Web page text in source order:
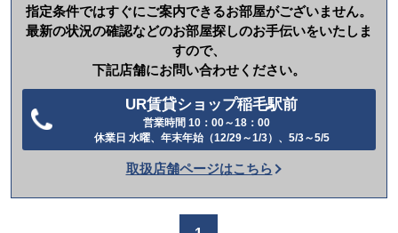
指定条件ではすぐにご案内できるお部屋がございません。
最新の状況の確認などのお部屋探しのお手伝いをいたしま
すので、
下記店舗にお問い合わせください。
UR賃貸ショップ稲毛駅前
営業時間 10：00～18：00
休業日 水曜、年末年始（12/29～1/3）、5/3～5/5
話
か
取扱店舗ページはこちら